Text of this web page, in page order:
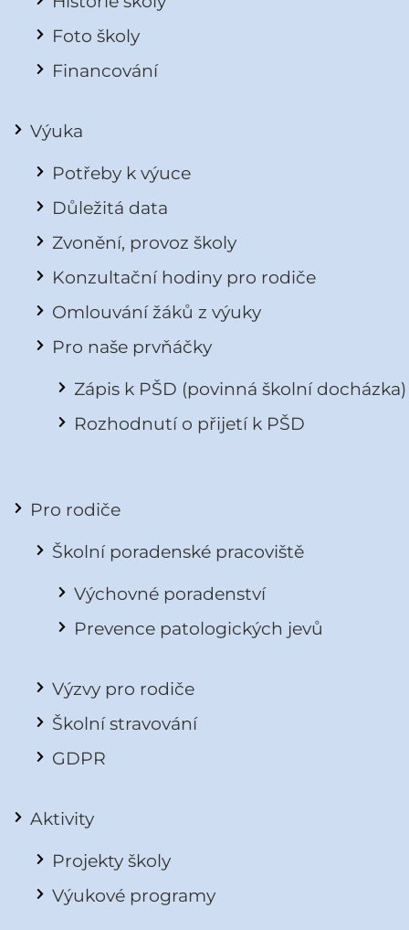
Foto školy
Financování
Výuka
Potřeby k výuce
Důležitá data
Zvonění, provoz školy
Konzultační hodiny pro rodiče
Omlouvání žáků z výuky
Pro naše prvňáčky
Zápis k PŠD (povinná školní docházka)
Rozhodnutí o přijetí k PŠD
Pro rodiče
Školní poradenské pracoviště
Výchovné poradenství
Prevence patologických jevů
Výzvy pro rodiče
Školní stravování
GDPR
Aktivity
Projekty školy
Výukové programy